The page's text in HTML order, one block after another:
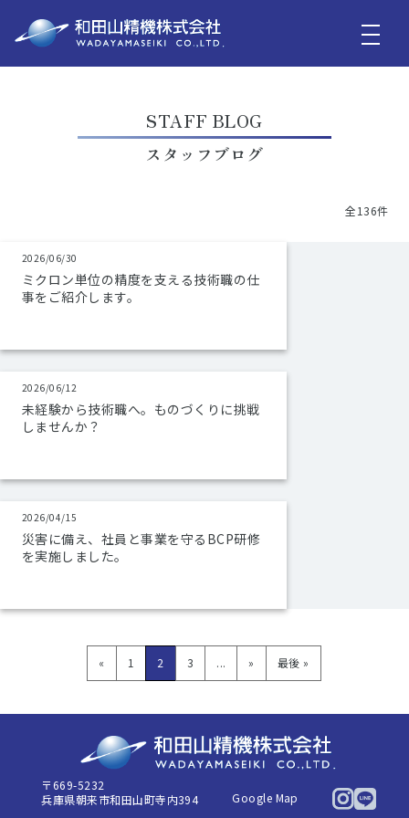
STAFF BLOG
スタッフブログ
全136件
2026/06/30
ミクロン単位の精度を支える技術職の仕
事をご紹介します。
2026/06/12
未経験から技術職へ。ものづくりに挑戦
しませんか？
2026/04/15
災害に備え、社員と事業を守るBCP研修
を実施しました。
« 1 2 3 ... » 最後 »
〒669-5232
兵庫県朝来市和田山町寺内394
Google Map